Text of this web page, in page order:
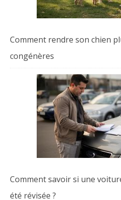
Comment rendre son chien
congénères
Comment savoir si une
été révisée ?